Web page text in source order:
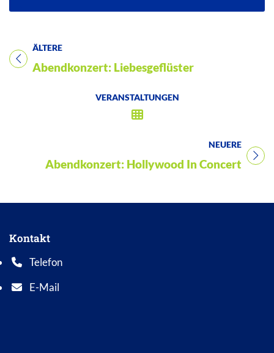
ÄLTERE
Titel für Veranstaltung
Abendkonzert: Liebesgeflüster
VERANSTALTUNGEN
NEUERE
Titel für Veranstaltung
Abendkonzert: Hollywood In Concert
Kontakt
Telefon
Telefonnummer: 0 5 6 2 1 7 0 1 0
E-Mail
E-Mail Adresse: info@bad-wildungen.de